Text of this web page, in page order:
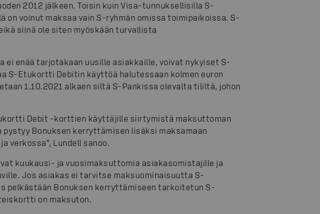
2012 jälkeen. Toisin kuin Visa-tunnuksellisilla S-
voinut maksaa vain S-ryhmän omissa toimipaikoissa. S-
siinä ole siten myöskään turvallista
enää tarjotakaan uusille asiakkaille, voivat nykyiset S-
S-Etukortti Debitin käyttöä halutessaan kolmen euron
1.10.2021 alkaen siltä S-Pankissa olevalta tililtä, johon
Debit -korttien käyttäjille siirtymistä maksuttoman
Bonuksen kerryttämisen lisäksi maksamaan
verkossa”, Lundell sanoo.
kuukausi- ja vuosimaksuttomia asiakasomistajille ja
Jos asiakas ei tarvitse maksuominaisuutta S-
pelkästään Bonuksen kerryttämiseen tarkoitetun S-
on maksuton.